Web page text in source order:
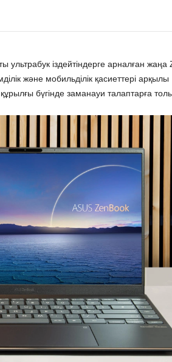
ультрабук іздейтіндерге арналған жаңа
және мобильділік қасиеттері арқылы
бүгінде заманауи талаптарға